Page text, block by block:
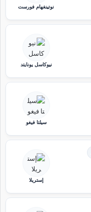
نوتينغهام فورست
نيوكاسل يونايتد
سيلتا فيغو
إستريلا